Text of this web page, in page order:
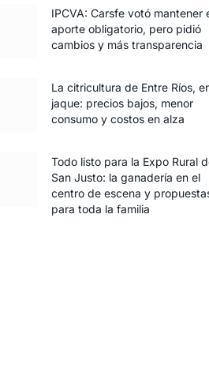
IPCVA: Carsfe votó mantener
aporte obligatorio, pero pidió
cambios y más transparencia
La citricultura de Entre Ríos,
jaque: precios bajos, menor
consumo y costos en alza
Todo listo para la Expo Rural
San Justo: la ganadería en el
centro de escena y
para toda la familia